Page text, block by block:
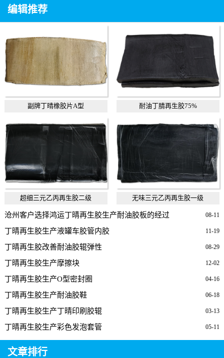
编辑推荐
副牌丁晴橡胶片A型 耐油丁腈再生胶75%
超细三元乙丙再生胶二级 无味三元乙丙再生胶一级
08-11
沧州客户选择鸿运丁晴再生胶生产耐油胶板的经过
11-19
丁晴再生胶生产液罐车胶管内胶
08-29
丁晴再生胶改善耐油胶辊弹性
12-02
丁晴再生胶生产摩擦块
04-16
丁晴再生胶生产O型密封圈
06-18
丁晴再生胶生产耐油胶鞋
03-13
丁晴再生胶生产丁晴印刷胶辊
05-11
丁晴再生胶生产彩色发泡套管
文章排行